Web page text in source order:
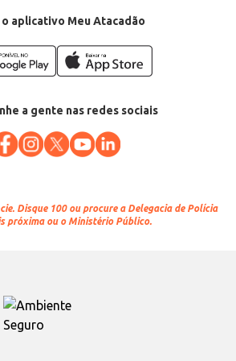
aplicativo Meu Atacadão
a gente nas redes sociais
Disque 100 ou procure a Delegacia de Polícia
próxima ou o Ministério Público.